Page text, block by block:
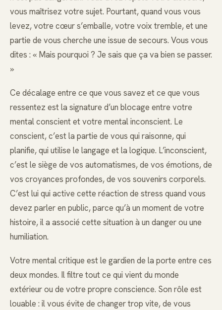
vous maîtrisez votre sujet. Pourtant, quand vous vous
levez, votre cœur s’emballe, votre voix tremble, et une
partie de vous cherche une issue de secours. Vous vous
dites : « Mais pourquoi ? Je sais que ça va bien se passer.
»
Ce décalage entre ce que vous savez et ce que vous
ressentez est la signature d’un blocage entre votre
mental conscient et votre mental inconscient. Le
conscient, c’est la partie de vous qui raisonne, qui
planifie, qui utilise le langage et la logique. L’inconscient,
c’est le siège de vos automatismes, de vos émotions, de
vos croyances profondes, de vos souvenirs corporels.
C’est lui qui active cette réaction de stress quand vous
devez parler en public, parce qu’à un moment de votre
histoire, il a associé cette situation à un danger ou une
humiliation.
Votre mental critique est le gardien de la porte entre ces
deux mondes. Il filtre tout ce qui vient du monde
extérieur ou de votre propre conscience. Son rôle est
louable : il vous évite de changer trop vite, de vous